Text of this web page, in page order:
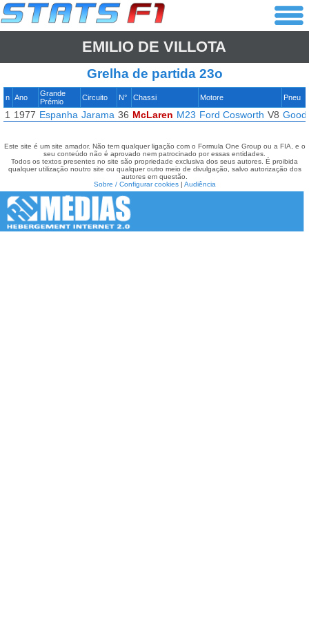
EMILIO DE VILLOTA
Grelha de partida 23o
n Ano
Grande
Prémio
Circuito N° Chassi Motore Pneu
1 1977 Espanha Jarama 36 McLaren M23 Ford Cosworth V8
Este site é um site amador. Não tem qualquer ligação com o Formula One Group ou a FIA, e o
seu conteúdo não é aprovado nem patrocinado por essas entidades.
Todos os textos presentes no site são propriedade exclusiva dos seus autores. É proibida
qualquer utilização noutro site ou qualquer outro meio de divulgação, salvo autorização dos
autores em questão.
Sobre / Configurar cookies| Audiência